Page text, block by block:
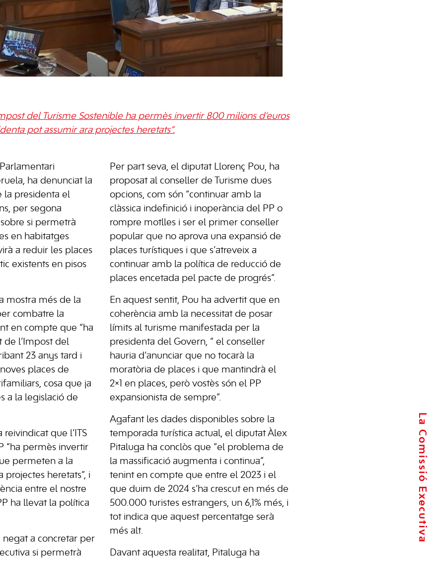
La Comissió Executiva
del Turisme Sostenible ha permès invertir 800 milions d’euros
pot assumir ara projectes heretats”.
ha denunciat la
la presidenta el
per segona
si permetrà
en habitatges
a reduir les places
existents en pisos
mostra més de la
combatre la
en compte que “ha
de l’Impost del
23 anys tard i
places de
cosa que ja
a la legislació de
que l’ITS
“ha permès invertir
permeten a la
projectes heretats”, i
entre el nostre
ha llevat la política
negat a concretar per
si permetrà
Per part seva, el diputat Llorenç Pou, ha
proposat al conseller de Turisme dues
opcions, com són “continuar amb la
clàssica indefinició i inoperància del PP o
rompre motlles i ser el primer conseller
popular que no aprova una expansió de
places turístiques i que s’atreveix a
continuar amb la política de reducció de
places encetada pel pacte de progrés”.
En aquest sentit, Pou ha advertit que en
coherència amb la necessitat de posar
límits al turisme manifestada per la
presidenta del Govern, “ el conseller
hauria d’anunciar que no tocarà la
moratòria de places i que mantindrà el
2×1 en places, però vostès són el PP
expansionista de sempre”.
Agafant les dades disponibles sobre la
temporada turística actual, el diputat Àlex
Pitaluga ha conclòs que “el problema de
la massificació augmenta i continua”,
tenint en compte que entre el 2023 i el
que duim de 2024 s’ha crescut en més de
500.000 turistes estrangers, un 6,1% més, i
tot indica que aquest percentatge serà
més alt.
Davant aquesta realitat, Pitaluga ha